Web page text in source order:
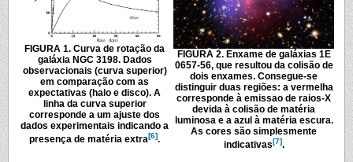
FIGURA 1. Curva de rotação da
galáxia NGC 3198. Dados
observacionais (curva superior)
em comparação com as
expectativas (halo e disco). A
linha da curva superior
corresponde a um ajuste dos
dados experimentais indicando a
presença de matéria extra[6].
FIGURA 2. Enxame de galáxias 1E
0657-56, que resultou da colisão de
dois enxames. Consegue-se
distinguir duas regiões: a vermelha
corresponde à emissao de raios-X
devida à colisão de matéria
luminosa e a azul à matéria escura.
As cores são simplesmente
indicativas[7].